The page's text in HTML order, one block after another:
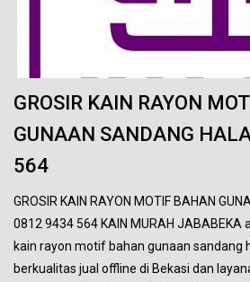
GROSIR KAIN RAYON
GUNAAN SANDANG
564
GROSIR KAIN RAYON MOTIF BAHAN
0812 9434 564 KAIN MURAH
kain rayon motif bahan gunaan sandang
berkualitas jual offline di Bekasi dan